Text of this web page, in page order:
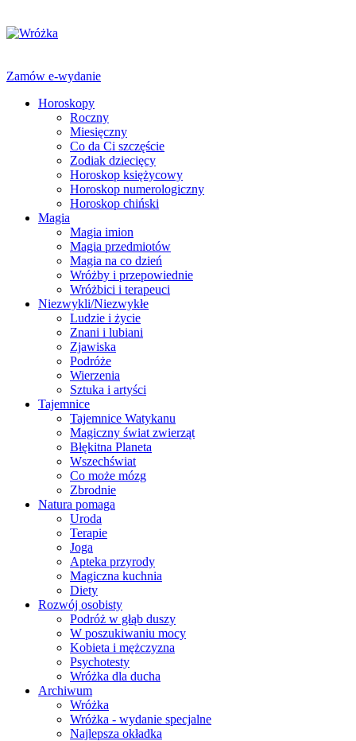
Zamów e-wydanie
Horoskopy
Roczny
Miesięczny
Co da Ci szczęście
Zodiak dziecięcy
Horoskop księżycowy
Horoskop numerologiczny
Horoskop chiński
Magia
Magia imion
Magia przedmiotów
Magia na co dzień
Wróżby i przepowiednie
Wróżbici i terapeuci
Niezwykli/Niezwykłe
Ludzie i życie
Znani i lubiani
Zjawiska
Podróże
Wierzenia
Sztuka i artyści
Tajemnice
Tajemnice Watykanu
Magiczny świat zwierząt
Błękitna Planeta
Wszechświat
Co może mózg
Zbrodnie
Natura pomaga
Uroda
Terapie
Joga
Apteka przyrody
Magiczna kuchnia
Diety
Rozwój osobisty
Podróż w głąb duszy
W poszukiwaniu mocy
Kobieta i mężczyzna
Psychotesty
Wróżka dla ducha
Archiwum
Wróżka
Wróżka - wydanie specjalne
Najlepsza okładka